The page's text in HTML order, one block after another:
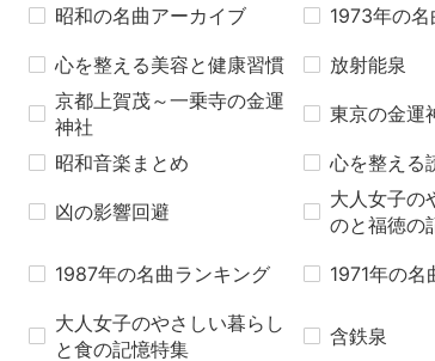
昭和の名曲アーカイブ 1973年の
心を整える美容と健康習慣 放射能泉
京都上賀茂～一乗寺の金運
神社
東京の金運
昭和音楽まとめ 心を整える
凶の影響回避
大人女子の
のと福徳の
1987年の名曲ランキング 1971年の名
大人女子のやさしい暮らし
と食の記憶特集
含鉄泉